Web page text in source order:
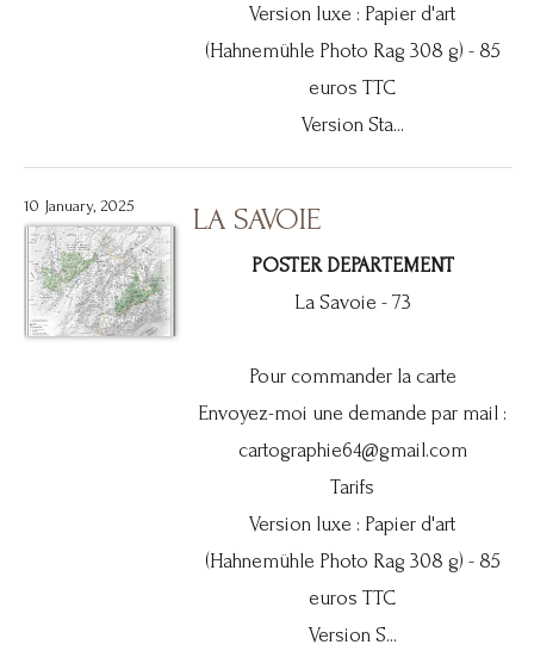
Version luxe : Papier d'art
(Hahnemühle Photo Rag 308 g) - 85
euros TTC
Version Sta...
10 January, 2025 LA SAVOIE
POSTER DEPARTEMENT
La Savoie - 73
Pour commander la carte
Envoyez-moi une demande par mail :
cartographie64@gmail.com
Tarifs
Version luxe : Papier d'art
(Hahnemühle Photo Rag 308 g) - 85
euros TTC
Version S...